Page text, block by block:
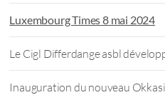
Luxembourg Times 8 mai 2024
Le Cigl Differdange asbl
Inauguration du nouveau